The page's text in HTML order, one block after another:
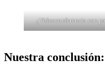
¿Videoconferencia con
Nuestra conclusión: